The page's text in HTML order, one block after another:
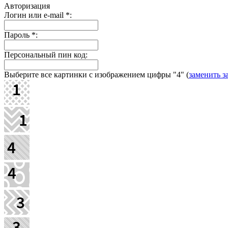
Авторизация
Логин или e-mail *:
Пароль *:
Персональный пин код:
Выберите все картинки с изображением цифры "4" (заменить